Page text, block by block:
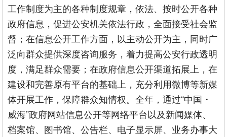
工作制度为主的各种制度规章，依法、按时公开各种
政府信息，促进公安机关依法行政，全面接受社会监
督；在信息公开工作方面，以主动公开为主，同时广
泛向群众提供深度咨询服务，着力提高公安行政透明
度，满足群众需要；在政府信息公开渠道拓展上，在
建设和完善原有平台的基础上，充分利用微博等新媒
体开展工作，保障群众知情权。全年，通过“中国・
威海”政府网站信息公开等网络平台以及新闻媒体、
档案馆、图书馆、公告栏、电子显示屏、业务办事大